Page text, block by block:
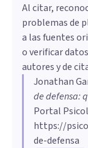
Al citar,
problemas de
a las fuentes
o verificar
autores y de
Jonathan
de defensa:
Portal
https://
de-defensa